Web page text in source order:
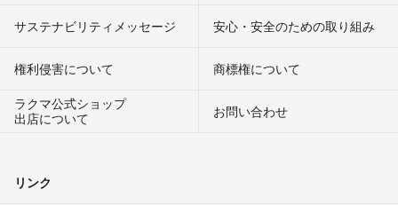
サステナビリティメッセージ 安心・安全のための取り組み
権利侵害について
商標権について
ラクマ公式ショップ
出店について
お問い合わせ
リンク